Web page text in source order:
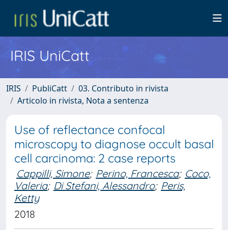
IRIS UniCatt
IRIS PubliCatt
03. Contributo in rivista
Articolo in rivista, Nota a sentenza
Use of reflectance confocal
microscopy to diagnose occult basal
cell carcinoma: 2 case reports
Cappilli, Simone; Perino, Francesca; Coco,
Valeria; Di Stefani, Alessandro; Peris,
Ketty
2018